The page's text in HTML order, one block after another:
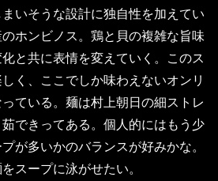
いそうな設計に独自性を加えてい
ホンビノス。鶏と貝の複雑な旨味
と共に表情を変えていく。このス
く、ここでしか味わえないオンリ
ている。麺は村上朝日の細ストレ
できってある。個人的にはもう少
が多いかのバランスが好みかな。
スープに泳がせたい。